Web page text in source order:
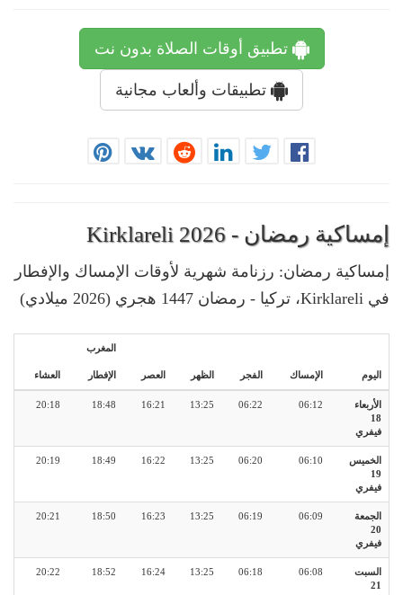
تطبيق أوقات الصلاة بدون نت
تطبيقات وألعاب مجانية
إمساكية رمضان - Kirklareli 2026
إمساكية رمضان: رزنامة شهرية لأوقات الإمساك والإفطار
في Kirklareli، تركيا - رمضان 1447 هجري (2026 ميلادي)
اليوم الإمساك الفجر الظهر العصر
المغرب
الإفطار العشاء
الأربعاء
18
فيفري
06:12
06:22
13:25
16:21
18:48
20:18
الخميس
19
فيفري
06:10
06:20
13:25
16:22
18:49
20:19
الجمعة
20
فيفري
06:09
06:19
13:25
16:23
18:50
20:21
السبت
21
06:08
06:18
13:25
16:24
18:52
20:22